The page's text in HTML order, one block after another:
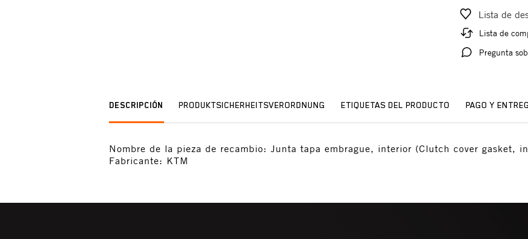
Lista de
Lista de
Pregunta
DESCRIPCIÓN PRODUKTSICHERHEITSVERORDNUNG ETIQUETAS DEL PRODUCTO PAGO Y
Nombre de la pieza de recambio: Junta tapa embrague, interior (Clutch cover gasket,
Fabricante: KTM